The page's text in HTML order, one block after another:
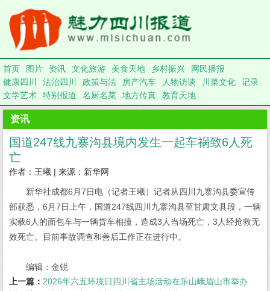
首页 图片 资讯 文化旅游 美食天地 乡村振兴
网民播报
健康四川
法治四川 政策与法 房产汽车 人物访谈 川菜文化
记录
文学艺术
特别报道 名厨名菜 地方传真 教育天地
资讯
国道247线九寨沟县境内发生一起车祸致6人死
亡
作者：王曦 | 来源：新华网
新华社成都6月7日电（记者王曦）记者从四川九寨沟县委宣传
部获悉，6月7日上午，国道247线四川九寨沟县至甘肃文县段，一辆
实载6人的面包车与一辆货车相撞，造成3人当场死亡，3人经抢救无
效死亡。目前事故调查和善后工作正在进行中。
编辑：金锐
上一篇： 2026年六五环境日四川省主场活动在乐山峨眉山市举办